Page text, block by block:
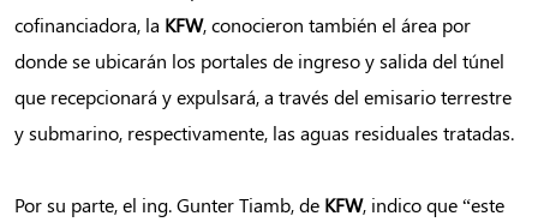
cofinanciadora, la KFW, conocieron también el área por
donde se ubicarán los portales de ingreso y salida del túnel
que recepcionará y expulsará, a través del emisario terrestre
y submarino, respectivamente, las aguas residuales tratadas.
Por su parte, el ing. Gunter Tiamb, de KFW, indico que “este